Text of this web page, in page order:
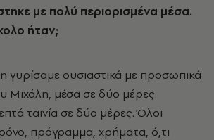
με πολύ περιορισμένα μέσα.
ήταν;
γυρίσαμε ουσιαστικά με προσωπικά
Μιχάλη, μέσα σε δύο μέρες.
ταινία σε δύο μέρες. Όλοι
πρόγραμμα, χρήματα, ό,τι